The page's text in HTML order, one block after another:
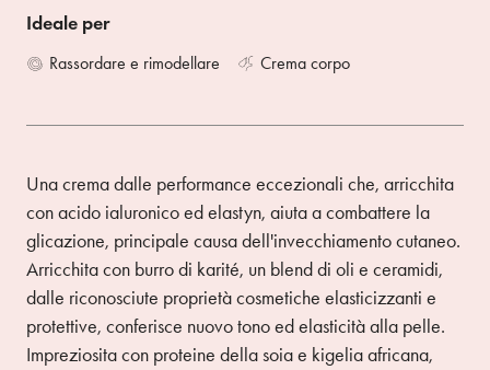
Ideale per
Rassordare e rimodellare Crema corpo
Una crema dalle performance eccezionali che, arricchita
con acido ialuronico ed elastyn, aiuta a combattere la
glicazione, principale causa dell'invecchiamento cutaneo.
Arricchita con burro di karité, un blend di oli e ceramidi,
dalle riconosciute proprietà cosmetiche elasticizzanti e
protettive, conferisce nuovo tono ed elasticità alla pelle.
Impreziosita con proteine della soia e kigelia africana,